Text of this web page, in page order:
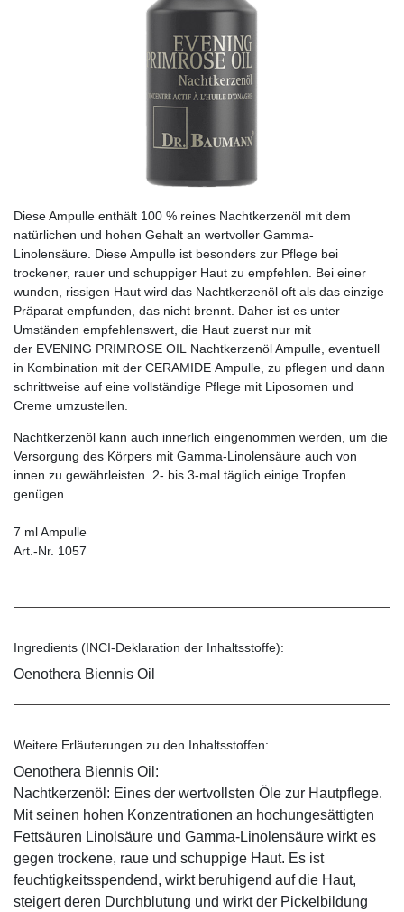
Diese Ampulle enthält 100 % reines Nachtkerzenöl mit dem
natürlichen und hohen Gehalt an wertvoller Gamma-
Linolensäure. Diese Ampulle ist besonders zur Pflege bei
trockener, rauer und schuppiger Haut zu empfehlen. Bei einer
wunden, rissigen Haut wird das Nachtkerzenöl oft als das einzige
Präparat empfunden, das nicht brennt. Daher ist es unter
Umständen empfehlenswert, die Haut zuerst nur mit
der EVENING PRIMROSE OIL Nachtkerzenöl Ampulle, eventuell
in Kombination mit der CERAMIDE Ampulle, zu pflegen und dann
schrittweise auf eine vollständige Pflege mit Liposomen und
Creme umzustellen.
Nachtkerzenöl kann auch innerlich eingenommen werden, um die
Versorgung des Körpers mit Gamma-Linolensäure auch von
innen zu gewährleisten. 2- bis 3-mal täglich einige Tropfen
genügen.
7 ml Ampulle
Art.-Nr. 1057
Ingredients (INCI-Deklaration der Inhaltsstoffe):
Oenothera Biennis Oil
Weitere Erläuterungen zu den Inhaltsstoffen:
Oenothera Biennis Oil:
Nachtkerzenöl: Eines der wertvollsten Öle zur Hautpflege.
Mit seinen hohen Konzentrationen an hochungesättigten
Fettsäuren Linolsäure und Gamma-Linolensäure wirkt es
gegen trockene, raue und schuppige Haut. Es ist
feuchtigkeitsspendend, wirkt beruhigend auf die Haut,
steigert deren Durchblutung und wirkt der Pickelbildung